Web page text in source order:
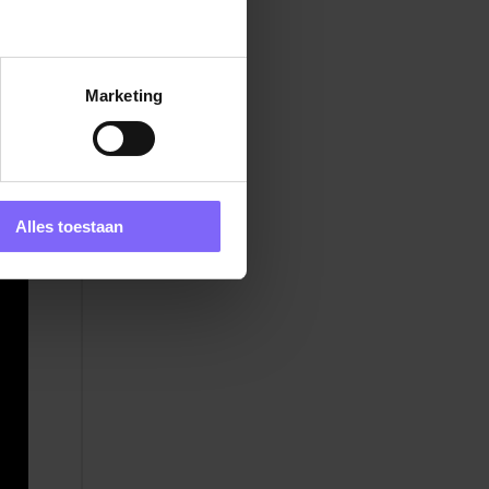
Marketing
Alles toestaan